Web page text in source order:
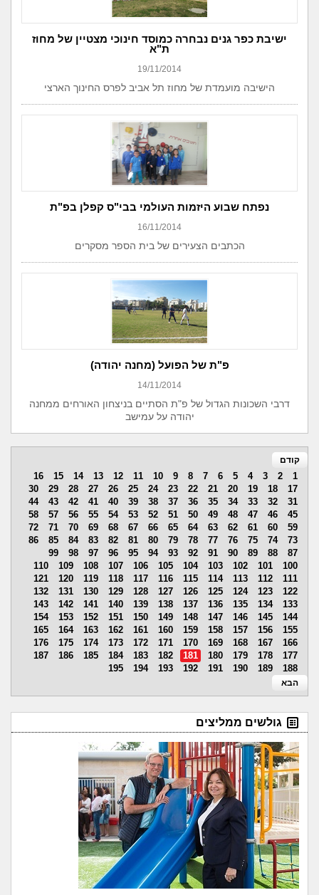
ישיבת כפר גנים נבחרה כמוסד חינוכי מצטיין של מחוז
ת"א
19/11/2014
הישיבה מועמדת של מחוז תל אביב לפרס החינוך הארצי
נפתח שבוע היזמות העולמי בבי"ס קפלן בפ"ת
16/11/2014
הכתבים הצעירים של בית הספר מסקרים
פ"ת של הפועל (מחנה יהודה)
14/11/2014
דרבי השכונות הגדול של פ"ת הסתיים בניצחון האורחים ממחנה
יהודה על עמישב
קודם
1
2
3
4
5
6
7
8
9
10
11
12
13
14
15
16
17
18
19
20
21
22
23
24
25
26
27
28
29
30
31
32
33
34
35
36
37
38
39
40
41
42
43
44
45
46
47
48
49
50
51
52
53
54
55
56
57
58
59
60
61
62
63
64
65
66
67
68
69
70
71
72
73
74
75
76
77
78
79
80
81
82
83
84
85
86
87
88
89
90
91
92
93
94
95
96
97
98
99
100
101
102
103
104
105
106
107
108
109
110
111
112
113
114
115
116
117
118
119
120
121
122
123
124
125
126
127
128
129
130
131
132
133
134
135
136
137
138
139
140
141
142
143
144
145
146
147
148
149
150
151
152
153
154
155
156
157
158
159
160
161
162
163
164
165
166
167
168
169
170
171
172
173
174
175
176
177
178
179
180
181
182
183
184
185
186
187
188
189
190
191
192
193
194
195
הבא
גולשים ממליצים